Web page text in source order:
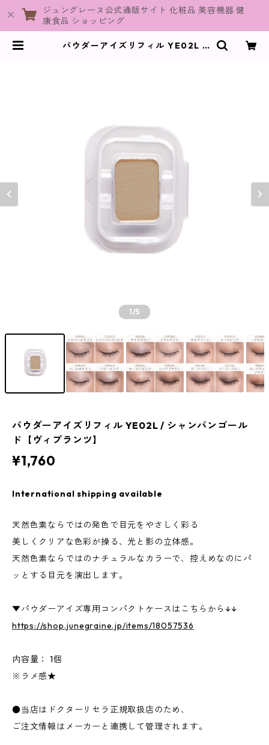
ジュングレーヌ公式通販サイト 化粧品 美容機器 健
康食品 ショッピング
パウダーアイズリフィル YE02L /
1/5
パウダーアイズリフィル YE02L / シャンパンゴール
ド【ヴィプランツ】
¥1,760
International shipping available
天然色素ならではの発色で目元をやさしく彩る
美しくクリアな色彩が操る、光と影の立体感。
天然色素ならではのナチュラルなカラーで、控えめなのにパ
ッとする目元を演出します。
▼パウダーアイズ専用コンパクトケースはこちらから↓↓
https://shop.junegraine.jp/items/18057536
内容量： 1個
※ラメ感★
●当店はドクターリセラ正規取扱店のため、
ご注文情報はメーカーと連携して管理されます。